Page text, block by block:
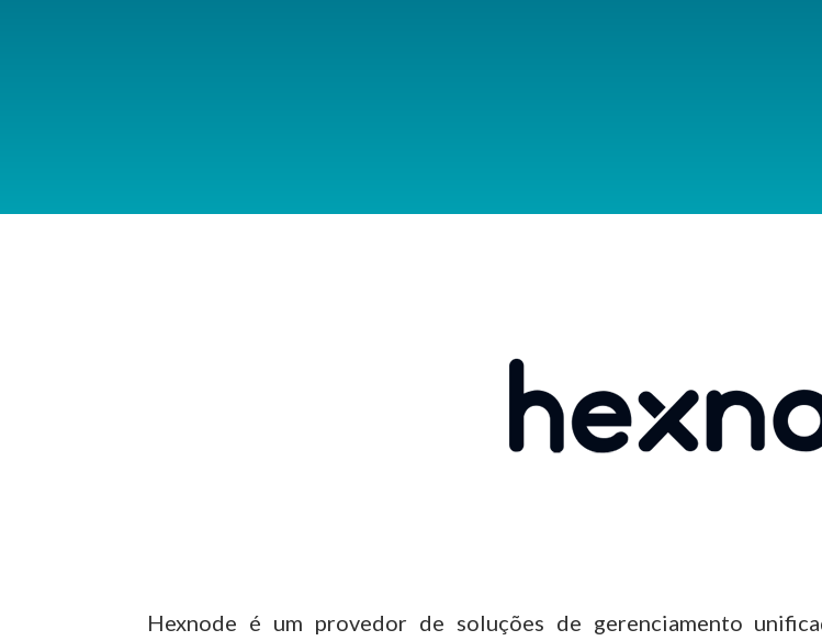
Hexnode é um provedor de soluções de gerenciamento